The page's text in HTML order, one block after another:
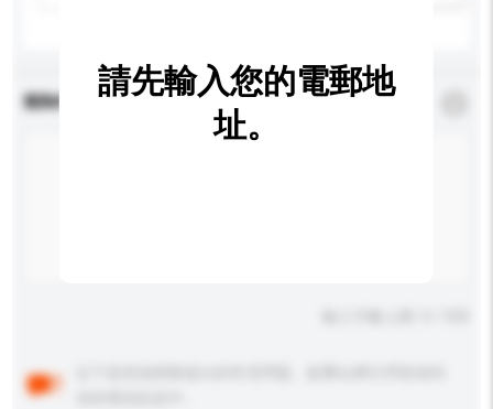
查詢內容 * 必須填寫
請先輸入您的電郵地
址。